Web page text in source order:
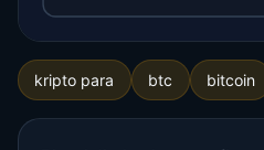
kripto para btc bitcoin